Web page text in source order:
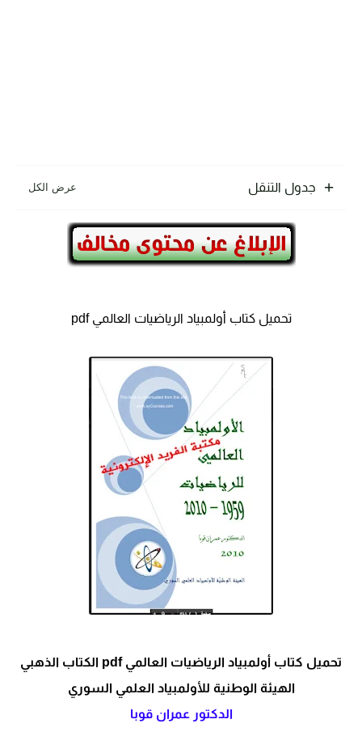
جدول التنقل
تحميل كتاب أولمبياد الرياضيات العالمي pdf
تحميل كتاب أولمبياد الرياضيات العالمي pdf الكتاب الذهبي
الهيئة الوطنية للأولمبياد العلمي السوري
الدكتور عمران قوبا